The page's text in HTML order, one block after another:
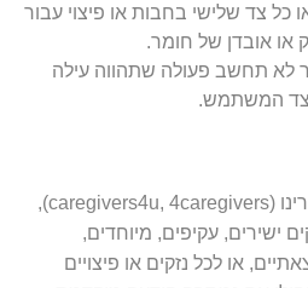
כל צד שלישי בחבות או פיצוי עבור
או אובדן של חומר.
לא תחשב פעולה שתהווה עילה
המשתמש.
בשום מקרה אתר 4 הורינו (caregivers4u, 4caregivers),
ישירים, עקיפים, מיוחדים,
או לכל נזקים או פיצויים